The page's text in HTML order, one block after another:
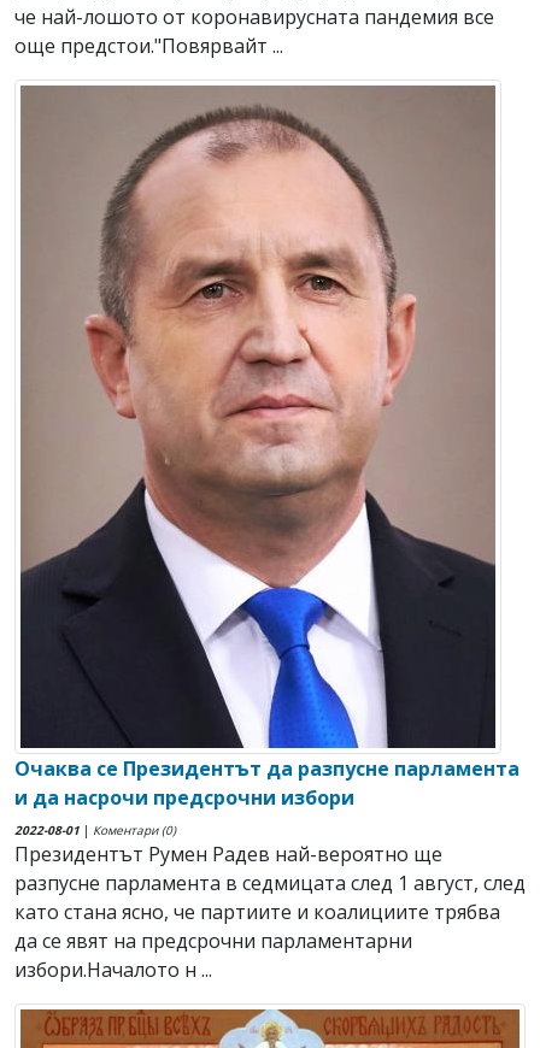
че най-лошото от коронавирусната пандемия все
още предстои."Повярвайт ...
Очаква се Президентът да разпусне парламента
и да насрочи предсрочни избори
2022-08-01 | Коментари (0)
Президентът Румен Радев най-вероятно ще
разпусне парламента в седмицата след 1 август, след
като стана ясно, че партиите и коалициите трябва
да се явят на предсрочни парламентарни
избори.Началото н ...